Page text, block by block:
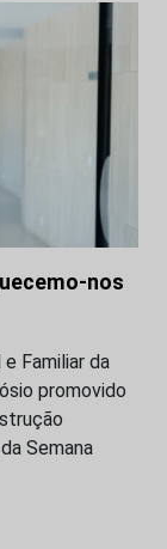
nos
Familiar da
promovido
Semana